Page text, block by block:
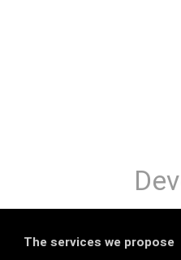
The services we propose